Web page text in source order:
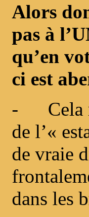
Alors
pas à
qu’en
ci est
- Cela
de l’«
de vraie
dans les